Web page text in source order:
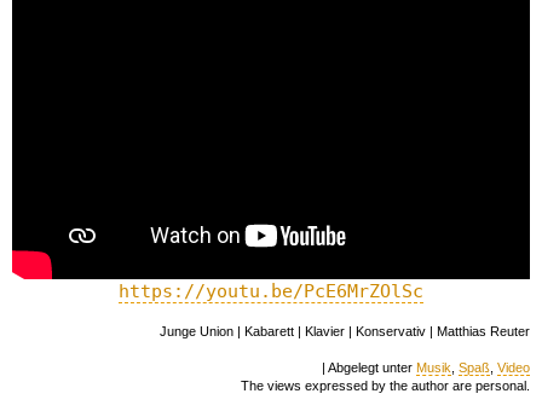
https://youtu.be/PcE6MrZOlSc
Junge Union | Kabarett | Klavier | Konservativ | Matthias Reuter
| Abgelegt unter Musik Spaß Video
The views expressed by the author are personal.